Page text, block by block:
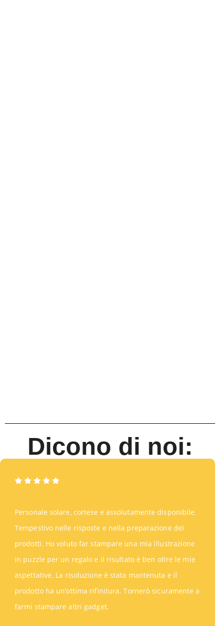
Dicono di noi:
Personale solare, cortese e assolutamente disponibile.
Tempestivo nelle risposte e nella preparazione dei
prodotti. Ho voluto far stampare una mia illustrazione
in puzzle per un regalo e il risultato è ben oltre le mie
aspettative. La risoluzione è stata mantenuta e il
prodotto ha un’ottima rifinitura. Tornerò sicuramente a
farmi stampare altri gadget.